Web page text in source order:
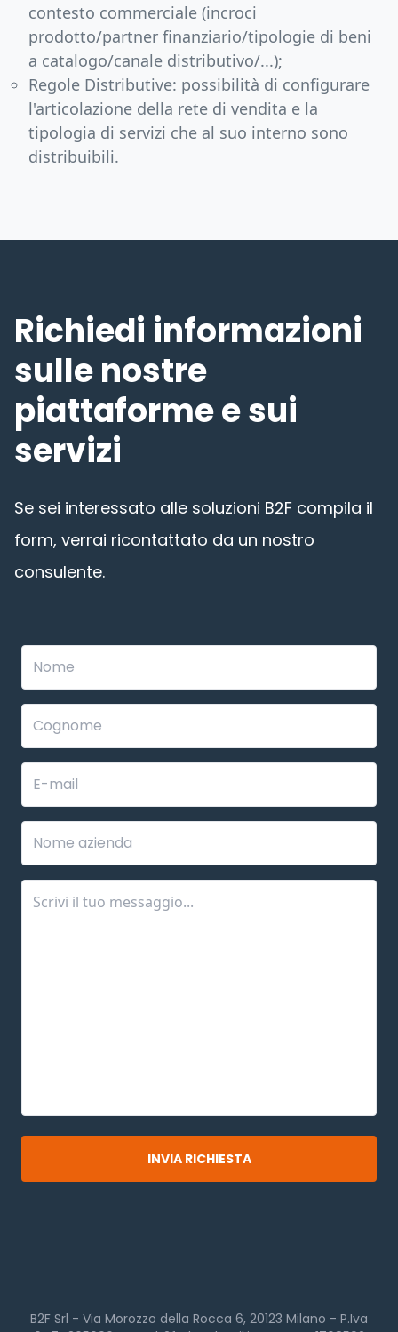
contesto commerciale (incroci
prodotto/partner finanziario/tipologie di beni
a catalogo/canale distributivo/...);
Regole Distributive: possibilità di configurare
l'articolazione della rete di vendita e la
tipologia di servizi che al suo interno sono
distribuibili.
Richiedi informazioni
sulle nostre
piattaforme e sui
servizi
Se sei interessato alle soluzioni B2F compila il
form, verrai ricontattato da un nostro
consulente.
Leave
this
field
blank
B2F Srl - Via Morozzo della Rocca 6, 20123 Milano - P.Iva